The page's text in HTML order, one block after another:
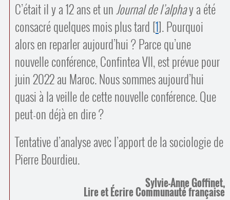
C’était il y a 12 ans et unJournal de l’alphay a été
consacré quelques mois plus tard [1]. Pourquoi
alors en reparler aujourd’hui ? Parce qu’une
nouvelle conférence, Confintea VII, est prévue pour
juin 2022 au Maroc. Nous sommes aujourd’hui
quasi à la veille de cette nouvelle conférence. Que
peut-on déjà en dire ?
Tentative d’analyse avec l’apport de la sociologie de
Pierre Bourdieu.
Sylvie-Anne Goffinet,
Lire et Écrire Communauté française